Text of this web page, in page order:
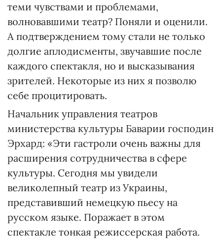
теми чувствами и проблемами,
волновавшими театр? Поняли и оценили.
А подтверждением тому стали не только
долгие аплодисменты, звучавшие после
каждого спектакля, но и высказывания
зрителей. Некоторые из них я позволю
себе процитировать.
Начальник управления театров
министерства культуры Баварии господин
Эрхард: «Эти гастроли очень важны для
расширения сотрудничества в сфере
культуры. Сегодня мы увидели
великолепный театр из Украины,
представивший немецкую пьесу на
русском языке. Поражает в этом
спектакле тонкая режиссерская работа.